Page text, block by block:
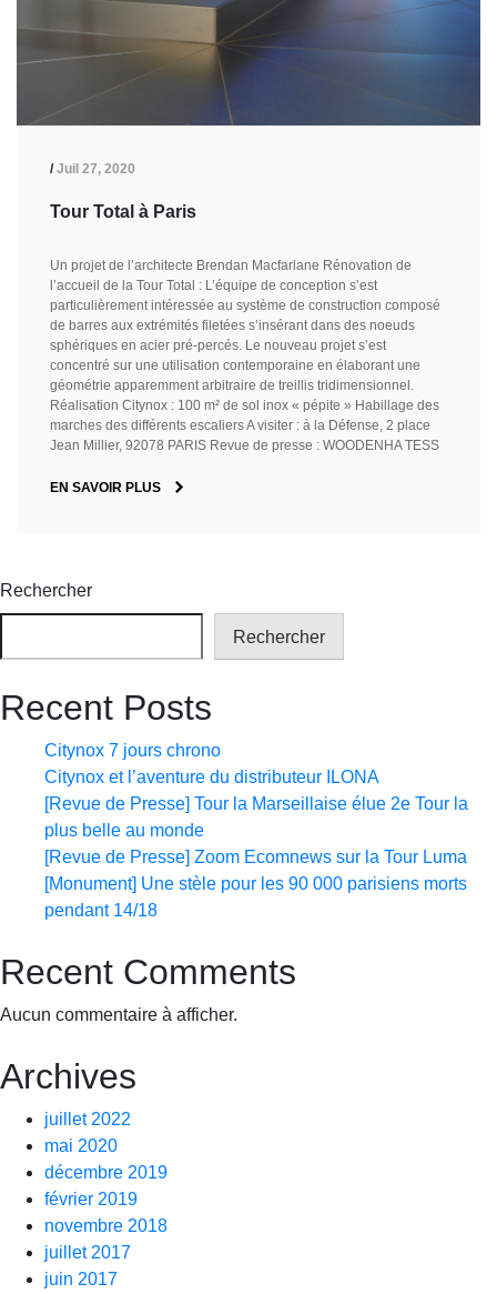
/Juil 27, 2020
Tour Total à Paris
Un projet de l’architecte Brendan Macfarlane Rénovation de
l’accueil de la Tour Total : L’équipe de conception s’est
particulièrement intéressée au système de construction composé
de barres aux extrémités filetées s’insérant dans des noeuds
sphériques en acier pré-percés. Le nouveau projet s’est
concentré sur une utilisation contemporaine en élaborant une
géométrie apparemment arbitraire de treillis tridimensionnel.
Réalisation Citynox : 100 m² de sol inox « pépite » Habillage des
marches des différents escaliers A visiter : à la Défense, 2 place
Jean Millier, 92078 PARIS Revue de presse : WOODENHA TESS
EN SAVOIR PLUS
Rechercher
Rechercher
Recent Posts
Citynox 7 jours chrono
Citynox et l’aventure du distributeur ILONA
[Revue de Presse] Tour la Marseillaise élue 2e Tour la
plus belle au monde
[Revue de Presse] Zoom Ecomnews sur la Tour Luma
[Monument] Une stèle pour les 90 000 parisiens morts
pendant 14/18
Recent Comments
Aucun commentaire à afficher.
Archives
juillet 2022
mai 2020
décembre 2019
février 2019
novembre 2018
juillet 2017
juin 2017